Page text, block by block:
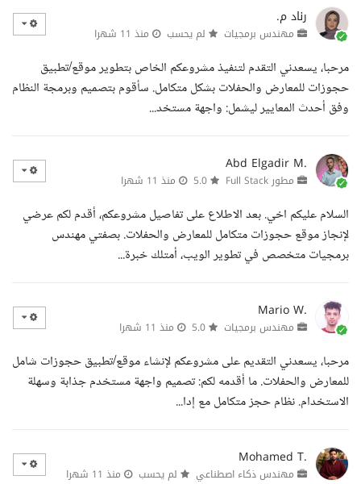
رناد م.
مهندس برمجيات لم يحسب منذ 11 شهرا
مرحبا، يسعدني التقدم لتنفيذ مشروعكم الخاص بتطوير موقع/تطبيق
حجوزات للمعارض والحفلات بشكل متكامل. سأقوم بتصميم وبرمجة النظام
وفق أحدث المعايير ليشمل: واجهة مستخد...
Abd Elgadir M.
مطور Full Stack منذ 11 شهرا
السلام عليكم اخي. بعد الاطلاع على تفاصيل مشروعكم، أقدم لكم عرضي
لإنجاز موقع حجوزات متكامل للمعارض والحفلات. بصفتي مهندس
برمجيات متخصص في تطوير الويب، أمتلك خبرة...
Mario W.
مهندس برمجيات منذ 11 شهرا
مرحبا، يسعدني التقديم على مشروعكم لإنشاء موقع/تطبيق حجوزات شامل
للمعارض والحفلات. ما أقدمه لكم: تصميم واجهة مستخدم جذابة وسهلة
الاستخدام. نظام حجز متكامل مع إدا...
Mohamed T.
مهندس ذكاء اصطناعي لم يحسب منذ 11 شهرا